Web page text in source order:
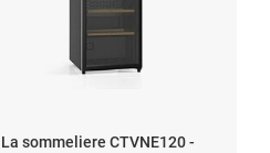
La sommeliere CTVNE120 -